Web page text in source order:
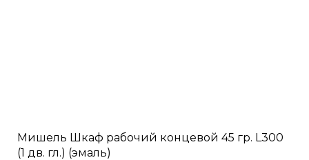
Мишель Шкаф рабочий концевой 45 гр. L300
(1 дв. гл.) (эмаль)